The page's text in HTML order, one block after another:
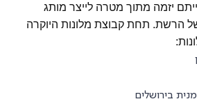
יזמה מתוך מטרה לייצר מותג
הרשת. תחת קבוצת מלונות היוקרה
בירושלים